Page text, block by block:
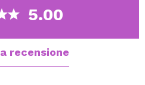
5.00
recensione